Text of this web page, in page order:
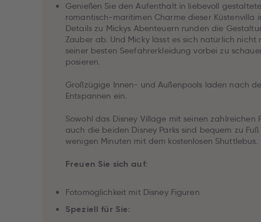
Genießen Sie den Aufenthalt in liebevoll
romantisch-maritimen Charme dieser Küstenvilla
Details zu Mickys Abenteuern runden die
Zauber ab. Und Micky lässt es sich natürlich nicht
seiner besten Seefahrerkleidung vorbei zu
posieren.
Großzügige Innen- und Außenpools laden nach
Entspannen ein.
Sowohl das Disney Village mit seinen zahlreichen
auch die beiden Disney Parks sind bequem zu
wenigen Minuten mit dem kostenlosen Shuttlebus.
Freuen Sie sich auf:
Fotomöglichkeit mit Disney Figuren
Speziell für Sie: